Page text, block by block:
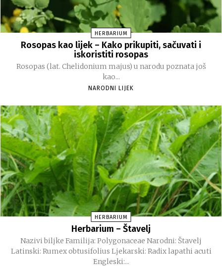
HERBARIUM
Rosopas kao lijek – Kako prikupiti, sačuvati i
iskoristiti rosopas
Rosopas (lat. Chelidonium majus) u narodu poznata još
kao...
NARODNI LIJEK
HERBARIUM
Herbarium – Štavelj
Nazivi biljke Familija: Polygonaceae Narodni: Štavelj
Latinski: Rumex obtusifolius Ljekarski: Radix lapathi acuti
Engleski:...